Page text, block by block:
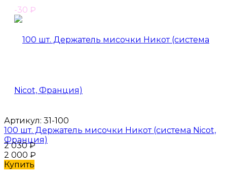
-30 ₽
Артикул: 31-100
100 шт. Держатель мисочки Никот (система Nicot,
Франция)
2 030₽
2 000 ₽
Купить